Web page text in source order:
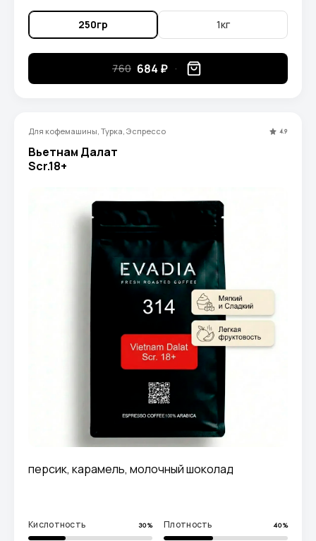
250гр 1кг
760 684 ₽
Для кофемашины, Турка, Эспрессо 4.9
Вьетнам Далат
Scr.18+
персик, карамель, молочный шоколад
Кислотность 30% Плотность 40%